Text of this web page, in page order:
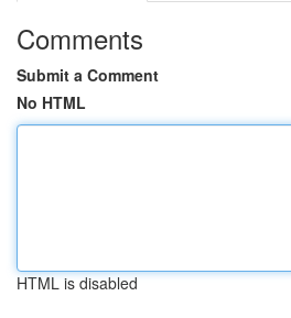
Comments
Submit a Comment
No HTML
HTML is disabled